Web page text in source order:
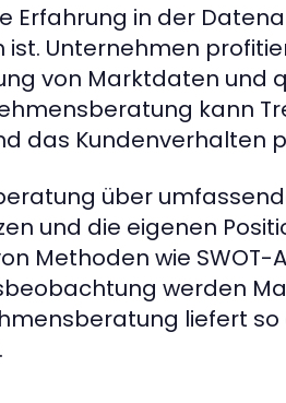
in der
Unternehmen
von Marktdaten und
kann
das Kundenverhalten
über
und die eigenen
Methoden wie SWOT-
werden
liefert so